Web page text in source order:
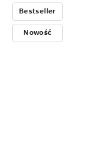
Bestseller
Nowość